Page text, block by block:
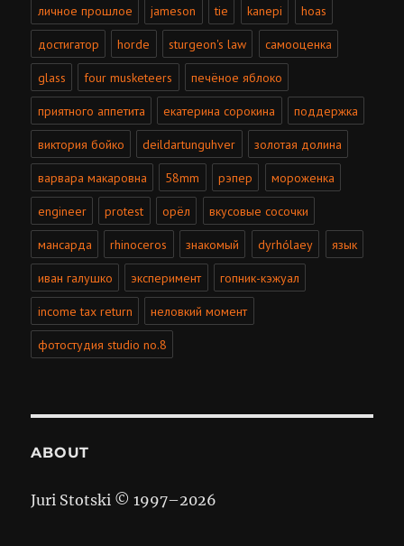
личное прошлое jameson tie kanepi hoas
достигатор horde sturgeon's law самооценка
glass four musketeers печёное яблоко
приятного аппетита екатерина сорокина поддержка
виктория бойко deildartunguhver золотая долина
варвара макаровна 58mm рэпер мороженка
engineer protest орёл вкусовые сосочки
мансарда rhinoceros знакомый dyrhólaey язык
иван галушко эксперимент гопник-кэжуал
income tax return неловкий момент
фотостудия studio no.8
ABOUT
Juri Stotski © 1997–2026